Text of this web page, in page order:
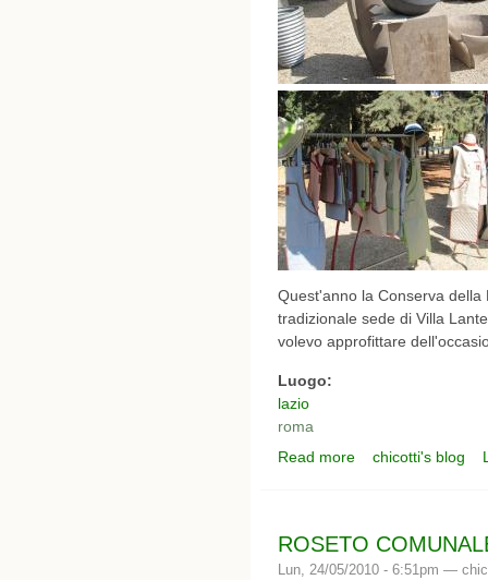
Quest'anno la Conserva
tradizionale sede di Villa
volevo approfittare
Luogo:
lazio
roma
Read more about la conserva
chicotti's blog
ROSETO
Lun, 24/05/2010 - 6:51pm —